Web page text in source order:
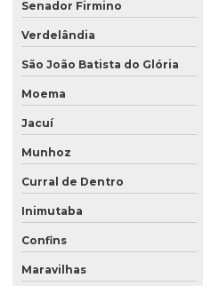
Senador Firmino
Verdelândia
São João Batista do Glória
Moema
Jacuí
Munhoz
Curral de Dentro
Inimutaba
Confins
Maravilhas